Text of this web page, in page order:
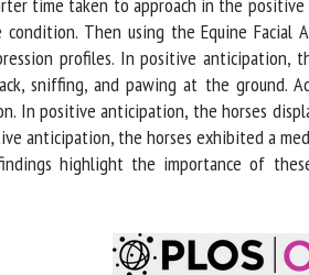
Then using the Equine Facial
profiles. In positive anticipation,
sniffing, and pawing at the ground.
In positive anticipation, the horses
anticipation, the horses exhibited a
highlight the importance of